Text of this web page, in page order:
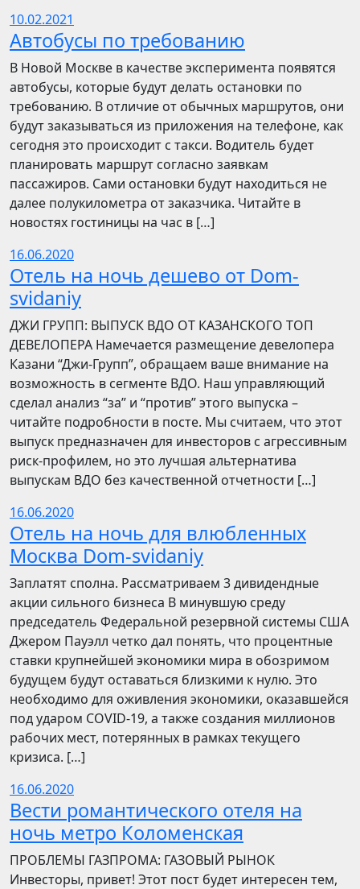
10.02.2021
Автобусы по требованию
В Новой Москве в качестве эксперимента появятся
автобусы, которые будут делать остановки по
требованию. В отличие от обычных маршрутов, они
будут заказываться из приложения на телефоне, как
сегодня это происходит с такси. Водитель будет
планировать маршрут согласно заявкам
пассажиров. Сами остановки будут находиться не
далее полукилометра от заказчика. Читайте в
новостях гостиницы на час в […]
16.06.2020
Отель на ночь дешево от Dom-
svidaniy
​​ДЖИ ГРУПП: ВЫПУСК ВДО ОТ КАЗАНСКОГО ТОП
ДЕВЕЛОПЕРА Намечается размещение девелопера
Казани “Джи-Групп”, обращаем ваше внимание на
возможность в сегменте ВДО. Наш управляющий
сделал анализ “за” и “против” этого выпуска –
читайте подробности в посте. Мы считаем, что этот
выпуск предназначен для инвесторов с агрессивным
риск-профилем, но это лучшая альтернатива
выпускам ВДО без качественной отчетности […]
16.06.2020
Отель на ночь для влюбленных
Москва Dom-svidaniy
Заплатят сполна. Рассматриваем 3 дивидендные
акции сильного бизнеса В минувшую среду
председатель Федеральной резервной системы США
Джером Пауэлл четко дал понять, что процентные
ставки крупнейшей экономики мира в обозримом
будущем будут оставаться близкими к нулю. Это
необходимо для оживления экономики, оказавшейся
под ударом COVID-19, а также создания миллионов
рабочих мест, потерянных в рамках текущего
кризиса. […]
16.06.2020
Вести романтического отеля на
ночь метро Коломенская
ПРОБЛЕМЫ ГАЗПРОМА: ГАЗОВЫЙ РЫНОК
Инвесторы, привет! Этот пост будет интересен тем,